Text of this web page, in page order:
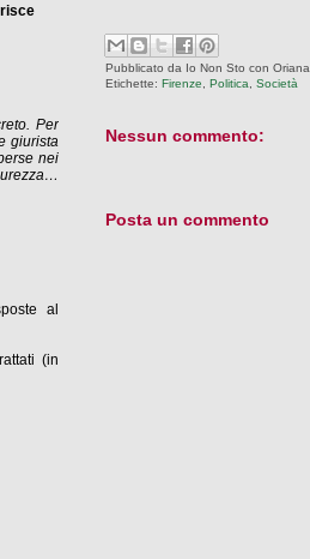
Pubblicato da Io Non Sto con Oriana
Etichette:Firenze ,Politica ,Società
Nessun commento:
Posta un commento
Per
giurista
nei
al
(in